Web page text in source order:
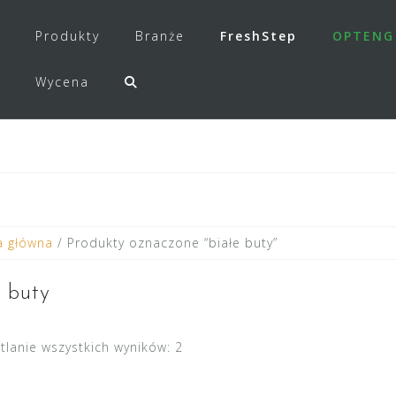
Produkty Branże FreshStep OPTENG
Wycena
główna / Produkty oznaczone “białe buty”
buty
wszystkich wyników: 2